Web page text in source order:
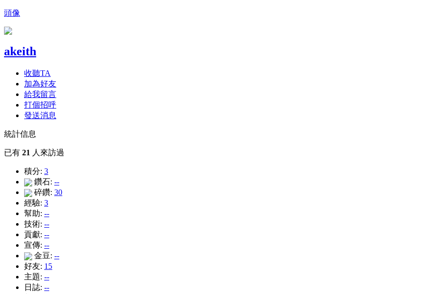
頭像
akeith
收聽TA
加為好友
給我留言
打個招呼
發送消息
統計信息
已有 21 人來訪過
積分: 3
鑽石: --
碎鑽: 30
經驗: 3
幫助: --
技術: --
貢獻: --
宣傳: --
金豆: --
好友: 15
主題: --
日誌: --